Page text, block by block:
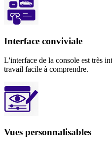
Interface conviviale
L'interface de la console est très
travail facile à comprendre.
Vues personnalisables